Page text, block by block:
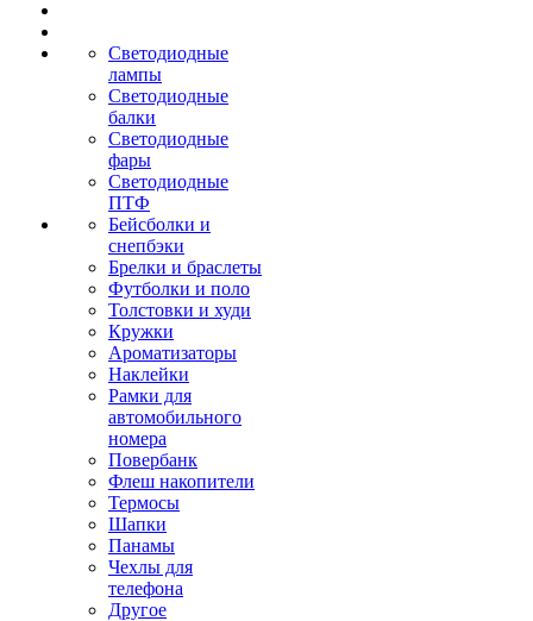
Светодиодные
лампы
Светодиодные
балки
Светодиодные
фары
Светодиодные
ПТФ
Бейсболки и
снепбэки
Брелки и браслеты
Футболки и поло
Толстовки и худи
Кружки
Ароматизаторы
Наклейки
Рамки для
автомобильного
номера
Повербанк
Флеш накопители
Термосы
Шапки
Панамы
Чехлы для
телефона
Другое